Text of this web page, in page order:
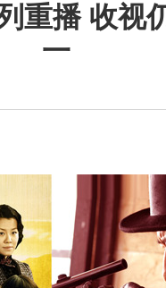
重播 收视
一